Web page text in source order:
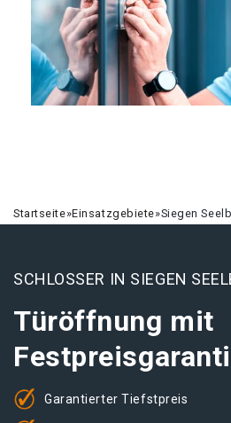
Startseite»Einsatzgebiete»Siegen
SCHLOSSER IN SIEGEN
Türöffnung mit
Garantierter Tiefstpreis